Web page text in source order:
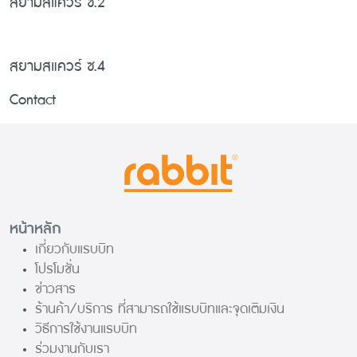
สยามสแควร์ ซ.4
Contact
หน้าหลัก
เกี่ยวกับแรบบิท
โปรโมชั่น
ข่าวสาร
ร้านค้า/บริการ ที่สามารถใช้แรบบิทและจุดเติมเงิน
วิธีการใช้งานแรบบิท
ร่วมงานกับเรา